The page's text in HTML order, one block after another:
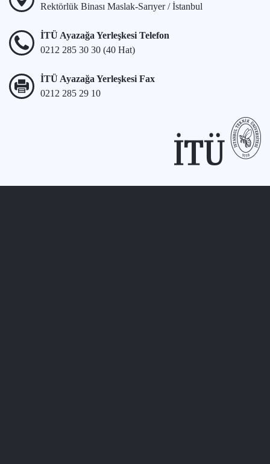
Rektörlük Binası Maslak-Sarıyer / İstanbul
İTÜ Ayazağa Yerleşkesi Telefon
0212 285 30 30 (40 Hat)
İTÜ Ayazağa Yerleşkesi Fax
0212 285 29 10